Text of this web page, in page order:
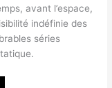
avant l’espace,
indéfinie des
séries